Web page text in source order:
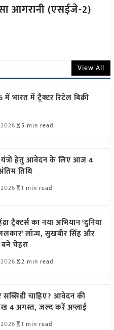
आगरानी (एसईजे-2)
View All
भारत में ट्रैक्टर रिटेल बिक्री
5 min read
यंत्रों हेतु आवेदन के लिए आज 4
तिथि
1 min read
ट्रैक्टर्स का नया अभियान ‘दुनिया
लॉन्च, सुखबीर सिंह और
बने चेहरा
2 min read
सब्सिडी चाहिए? आवेदन की
4 अगस्त, जल्द करें अप्लाई
1 min read